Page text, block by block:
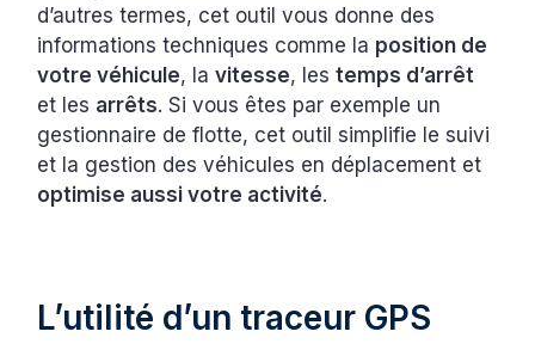
d’autres termes, cet outil vous donne des
informations techniques comme la position de
votre véhicule, lavitesse, lestemps d’arrêt
et les arrêts. Si vous êtes par exemple un
gestionnaire de flotte, cet outil simplifie le suivi
et la gestion des véhicules en déplacement et
optimise aussi votre activité.
L’utilité d’un traceur GPS